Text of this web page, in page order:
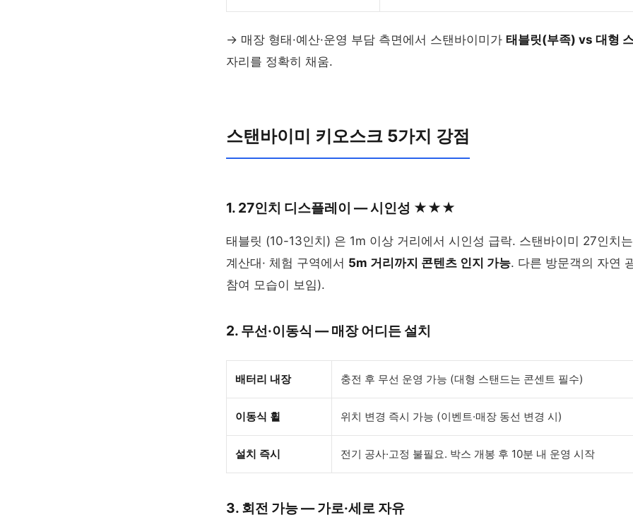
→ 매장 형태·예산·운영 부담 측면에서 스탠바이미가 태블릿(부족) vs 대형
자리를 정확히 채움.
스탠바이미 키오스크 5가지 강점
1. 27인치 디스플레이 — 시인성 ★★★
태블릿 (10-13인치) 은 1m 이상 거리에서 시인성 급락. 스탠바이미 27인치
계산대· 체험 구역에서 5m 거리까지 콘텐츠 인지 가능. 다른 방문객의 자연
참여 모습이 보임).
2. 무선·이동식 — 매장 어디든 설치
배터리 내장 충전 후 무선 운영 가능 (대형 스탠드는 콘센트 필수)
이동식 휠 위치 변경 즉시 가능 (이벤트·매장 동선 변경 시)
설치 즉시 전기 공사·고정 불필요. 박스 개봉 후 10분 내 운영 시작
3. 회전 가능 — 가로·세로 자유